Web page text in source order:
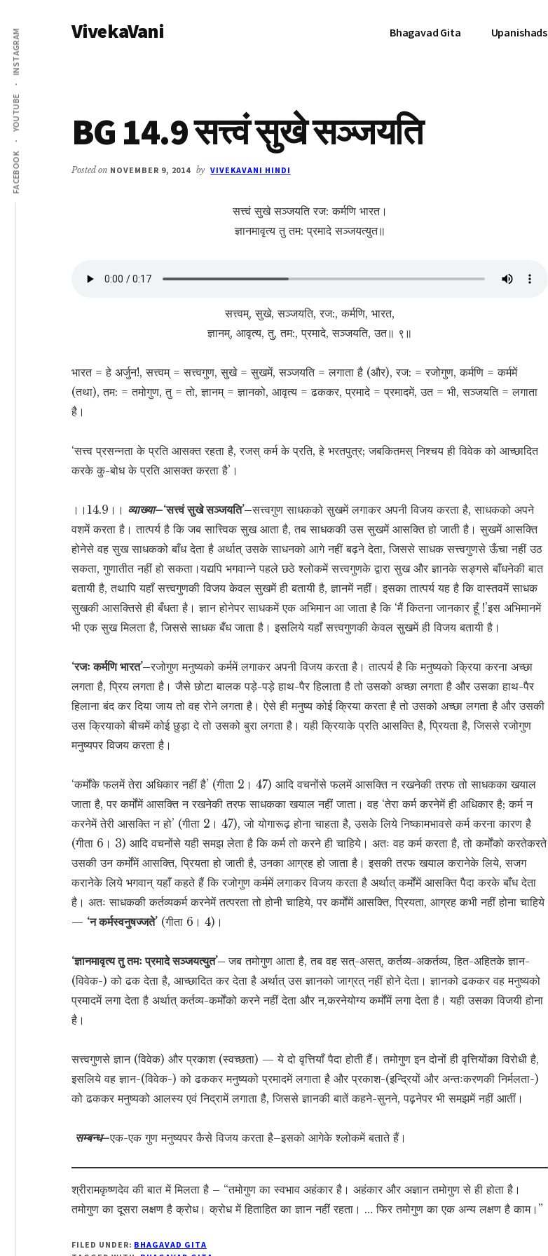
main
content
primary
sidebar
Additional
menu
FACEBOOK
YOUTUBE
INSTAGRAM VivekaVani Bhagavad Gita Upanishads
BG 14.9 सत्त्वं सुखे सञ्जयति
Posted on NOVEMBER 9, 2014 by VIVEKAVANI HINDI
सत्त्वं सुखे सञ्जयति रज: कर्मणि भारत।
ज्ञानमावृत्य तु तम: प्रमादे सञ्जयत्युत॥
सत्त्वम्, सुखे, सञ्जयति, रज:, कर्मणि, भारत,
ज्ञानम्, आवृत्य, तु, तम:, प्रमादे, सञ्जयति, उत॥ ९॥
भारत = हे अर्जुन!, सत्त्वम् = सत्त्वगुण, सुखे = सुखमें, सञ्जयति = लगाता है (और), रज: = रजोगुण, कर्मणि = कर्ममें
(तथा), तम: = तमोगुण, तु = तो, ज्ञानम् = ज्ञानको, आवृत्य = ढककर, प्रमादे = प्रमादमें, उत = भी, सञ्जयति = लगाता
है।
‘सत्त्व प्रसन्नता के प्रति आसक्त रहता है, रजस् कर्म के प्रति, हे भरतपुत्र; जबकितमस् निश्चय ही विवेक को आच्छादित
करके कु-बोध के प्रति आसक्त करता है’।
।।14.9।। व्याख्या–‘सत्त्वं सुखे सञ्जयति’–सत्त्वगुण साधकको सुखमें लगाकर अपनी विजय करता है, साधकको अपने
वशमें करता है। तात्पर्य है कि जब सात्त्विक सुख आता है, तब साधककी उस सुखमें आसक्ति हो जाती है। सुखमें आसक्ति
होनेसे वह सुख साधकको बाँध देता है अर्थात् उसके साधनको आगे नहीं बढ़ने देता, जिससे साधक सत्त्वगुणसे ऊँचा नहीं उठ
सकता, गुणातीत नहीं हो सकता।यद्यपि भगवान्ने पहले छठे श्लोकमें सत्त्वगुणके द्वारा सुख और ज्ञानके सङ्गसे बाँधनेकी बात
बतायी है, तथापि यहाँ सत्त्वगुणकी विजय केवल सुखमें ही बतायी है, ज्ञानमें नहीं। इसका तात्पर्य यह है कि वास्तवमें साधक
सुखकी आसक्तिसे ही बँधता है। ज्ञान होनेपर साधकमें एक अभिमान आ जाता है कि ‘मैं कितना जानकार हूँ !’इस अभिमानमें
भी एक सुख मिलता है, जिससे साधक बँध जाता है। इसलिये यहाँ सत्त्वगुणकी केवल सुखमें ही विजय बतायी है।
‘रजः कर्मणि भारत’–रजोगुण मनुष्यको कर्ममें लगाकर अपनी विजय करता है। तात्पर्य है कि मनुष्यको क्रिया करना अच्छा
लगता है, प्रिय लगता है। जैसे छोटा बालक पड़े-पड़े हाथ-पैर हिलाता है तो उसको अच्छा लगता है और उसका हाथ-पैर
हिलाना बंद कर दिया जाय तो वह रोने लगता है। ऐसे ही मनुष्य कोई क्रिया करता है तो उसको अच्छा लगता है और उसकी
उस क्रियाको बीचमें कोई छुड़ा दे तो उसको बुरा लगता है। यही क्रियाके प्रति आसक्ति है, प्रियता है, जिससे रजोगुण
मनुष्यपर विजय करता है।
‘कर्मोंके फलमें तेरा अधिकार नहीं है’ (गीता 2। 47) आदि वचनोंसे फलमें आसक्ति न रखनेकी तरफ तो साधकका खयाल
जाता है, पर कर्मोंमें आसक्ति न रखनेकी तरफ साधकका खयाल नहीं जाता। वह ‘तेरा कर्म करनेमें ही अधिकार है; कर्म न
करनेमें तेरी आसक्ति न हो’ (गीता 2। 47), जो योगारूढ़ होना चाहता है, उसके लिये निष्कामभावसे कर्म करना कारण है
(गीता 6। 3) आदि वचनोंसे यही समझ लेता है कि कर्म तो करने ही चाहिये। अतः वह कर्म करता है, तो कर्मोंको करतेकरते
उसकी उन कर्मोंमें आसक्ति, प्रियता हो जाती है, उनका आग्रह हो जाता है। इसकी तरफ खयाल करानेके लिये, सजग
करानेके लिये भगवान् यहाँ कहते हैं कि रजोगुण कर्ममें लगाकर विजय करता है अर्थात् कर्मोंमें आसक्ति पैदा करके बाँध देता
है। अतः साधककी कर्तव्यकर्म करनेमें तत्परता तो होनी चाहिये, पर कर्मोंमें आसक्ति, प्रियता, आग्रह कभी नहीं होना चाहिये
— ‘न कर्मस्वनुषज्जते’ (गीता 6। 4)।
‘ज्ञानमावृत्य तु तमः प्रमादे सञ्जयत्युत’–जब तमोगुण आता है, तब वह सत्-असत्, कर्तव्य-अकर्तव्य, हित-अहितके ज्ञान-
(विवेक-) को ढक देता है, आच्छादित कर देता है अर्थात् उस ज्ञानको जाग्रत् नहीं होने देता। ज्ञानको ढककर वह मनुष्यको
प्रमादमें लगा देता है अर्थात् कर्तव्य-कर्मोंको करने नहीं देता और न,करनेयोग्य कर्मोंमें लगा देता है। यही उसका विजयी होना
है।
सत्त्वगुणसे ज्ञान (विवेक) और प्रकाश (स्वच्छता) — ये दो वृत्तियाँ पैदा होती हैं। तमोगुण इन दोनों ही वृत्तियोंका विरोधी है,
इसलिये वह ज्ञान-(विवेक-) को ढककर मनुष्यको प्रमादमें लगाता है और प्रकाश-(इन्द्रियों और अन्तःकरणकी निर्मलता-)
को ढककर मनुष्यको आलस्य एवं निद्रामें लगाता है, जिससे ज्ञानकी बातें कहने-सुनने, पढ़नेपर भी समझमें नहीं आतीं।
सम्बन्ध–एक-एक गुण मनुष्यपर कैसे विजय करता है–इसको आगेके श्लोकमें बताते हैं।
श्रीरामकृष्णदेव की बात में मिलता है – “तमोगुण का स्वभाव अहंकार है। अहंकार और अज्ञान तमोगुण से ही होता है।
तमोगुण का दूसरा लक्षण है क्रोध। क्रोध में हिताहित का ज्ञान नहीं रहता। … फिर तमोगुण का एक अन्य लक्षण है काम।”
FILED UNDER: BHAGAVAD GITA